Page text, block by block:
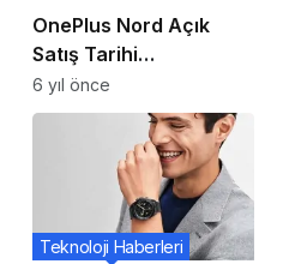
OnePlus Nord Açık
Satış Tarihi
Hindistan’da 6
Ağustos’ta Gerçekleşti
6 yıl önce
Teknoloji Haberleri